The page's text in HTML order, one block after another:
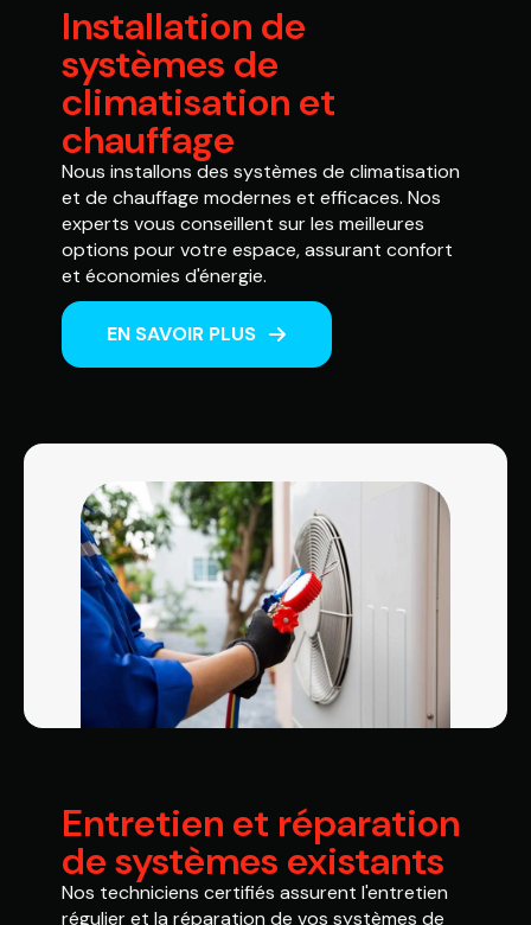
Installation de
systèmes de
climatisation et
chauffage
Nous installons des systèmes de climatisation
et de chauffage modernes et efficaces. Nos
experts vous conseillent sur les meilleures
options pour votre espace, assurant confort
et économies d'énergie.
EN SAVOIR PLUS
Entretien et réparation
de systèmes existants
Nos techniciens certifiés assurent l'entretien
régulier et la réparation de vos systèmes de